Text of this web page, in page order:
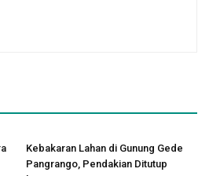
Kebakaran Lahan di Gunung Gede
Pangrango, Pendakian Ditutup